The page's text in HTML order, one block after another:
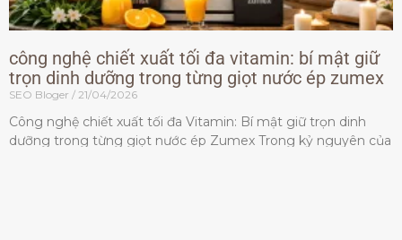
công nghệ chiết xuất tối đa vitamin: bí mật giữ
trọn dinh dưỡng trong từng giọt nước ép zumex
SEO Bloger 21/04/2026
Công nghệ chiết xuất tối đa Vitamin: Bí mật giữ trọn dinh
dưỡng trong từng giọt nước ép Zumex Trong kỷ nguyên của